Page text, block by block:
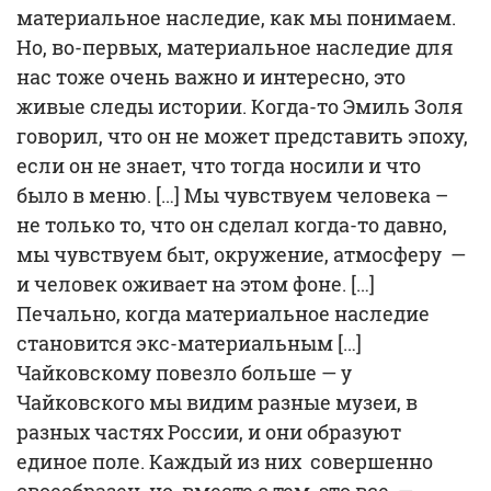
материальное наследие, как мы понимаем.
Но, во-первых, материальное наследие для
нас тоже очень важно и интересно, это
живые следы истории. Когда-то Эмиль Золя
говорил, что он не может представить эпоху,
если он не знает, что тогда носили и что
было в меню. […] Мы чувствуем человека –
не только то, что он сделал когда-то давно,
мы чувствуем быт, окружение, атмосферу —
и человек оживает на этом фоне. […]
Печально, когда материальное наследие
становится экс-материальным […]
Чайковскому повезло больше — у
Чайковского мы видим разные музеи, в
разных частях России, и они образуют
единое поле. Каждый из них совершенно